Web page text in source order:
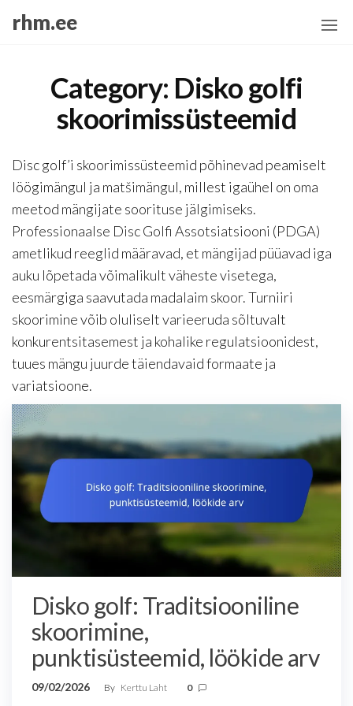
Skiprhm.ee
Category: Disko golfi
skoorimissüsteemid
Disc golf’i skoorimissüsteemid põhinevad peamiselt
löögimängul ja matšimängul, millest igaühel on oma
meetod mängijate soorituse jälgimiseks.
Professionaalse Disc Golfi Assotsiatsiooni (PDGA)
ametlikud reeglid määravad, et mängijad püüavad iga
auku lõpetada võimalikult väheste visetega,
eesmärgiga saavutada madalaim skoor. Turniiri
skoorimine võib oluliselt varieeruda sõltuvalt
konkurentsitasemest ja kohalike regulatsioonidest,
tuues mängu juurde täiendavaid formaate ja
variatsioone.
Disko golf: Traditsiooniline
skoorimine,
punktisüsteemid, löökide arv
09/02/2026 By Kerttu Laht 0